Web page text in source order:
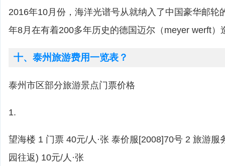
2016年10月份，海洋光谱号从就纳入了中国豪华邮轮
年8月在有着200多年历史的德国迈尔（meyer werft）
十、泰州旅游费用一览表？
泰州市区部分旅游景点门票价格
1.
望海楼 1 门票 40元/人·张 泰价服[2008]70号 2 旅游服
园往返) 10元/人·张